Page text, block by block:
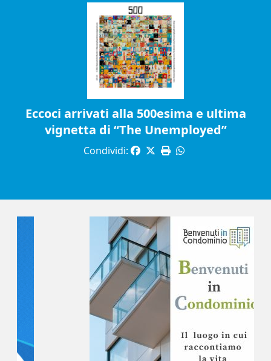
Eccoci arrivati alla 500esima e ultima
vignetta di “The Unemployed”
Condividi: